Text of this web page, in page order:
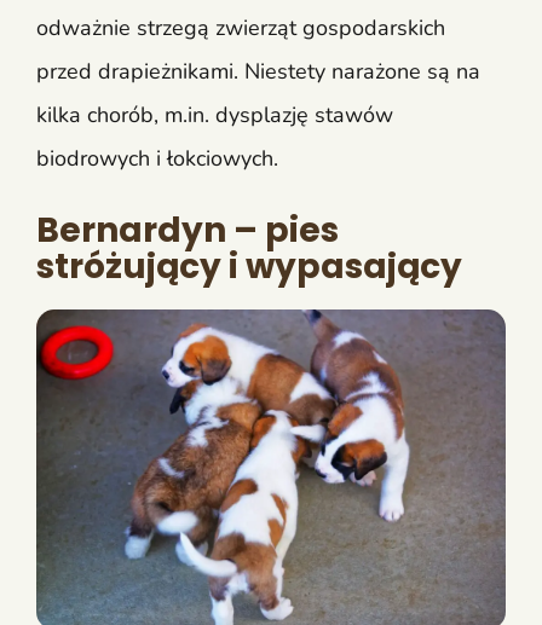
odważnie strzegą zwierząt gospodarskich
przed drapieżnikami. Niestety narażone są na
kilka chorób, m.in. dysplazję stawów
biodrowych i łokciowych.
Bernardyn – pies
stróżujący i wypasający